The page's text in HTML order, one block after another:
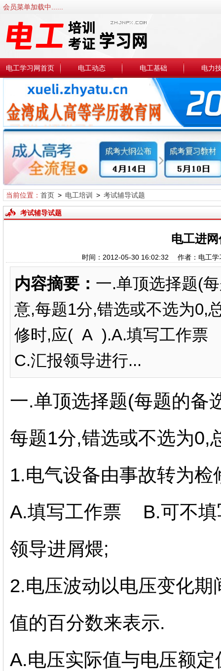
会员菜单加载中......
电工学习网首页 电工动态 电工基础 电力
当前位置： 首页> 电工培训 > 考试辅导试题
考试辅导试题
电工进
时间：2012-05-30 16:02:32 作者：电工
内容摘要： 一.单顶选择题(
意,每题1分,错选或不选为0,
修时,应( A ).A.填写工作
C.汇报领导进行...
一.单顶选择题(每题的备
每题1分,错选或不选为0,
1.电气设备由事故转为
A.填写工作票 B.可不
领导进屑煨;
2.电压波动以电压变化
值的百分数来表示.
A.电压实际值与电压额